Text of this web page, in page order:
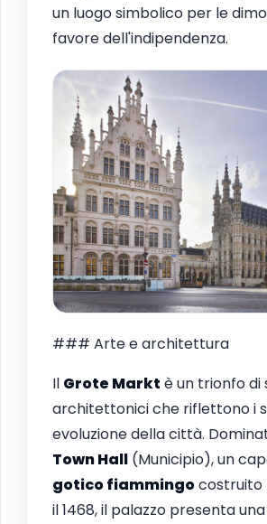
un luogo simbolico per le
favore dell'indipendenza.
### Arte e architettura
Il Grote Markt è un trionfo di
architettonici che riflettono i
evoluzione della città.
Town Hall (Municipio), un
gotico fiammingocostruito
il 1468, il palazzo presenta